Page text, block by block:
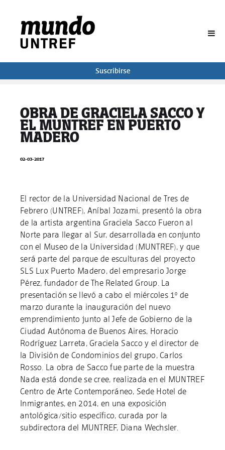
Suscribirse
OBRA DE GRACIELA SACCO Y
EL MUNTREF EN PUERTO
MADERO
02-03-2017
El rector de la Universidad Nacional de Tres de
Febrero (UNTREF), Aníbal Jozami, presentó la obra
de la artista argentina Graciela Sacco Fueron al
Norte para llegar al Sur, desarrollada en conjunto
con el Museo de la Universidad (MUNTREF), y que
será parte del parque de esculturas del proyecto
SLS Lux Puerto Madero, del empresario Jorge
Pérez, fundador de The Related Group. La
presentación se llevó a cabo el miércoles 1º de
marzo durante la inauguración del nuevo
emprendimiento junto al Jefe de Gobierno de la
Ciudad Autónoma de Buenos Aires, Horacio
Rodríguez Larreta, Graciela Sacco y el director de
la División de Condominios del grupo, Carlos
Rosso. La obra de Sacco fue parte de la muestra
Nada está donde se cree, realizada en el MUNTREF
Centro de Arte Contemporáneo, Sede Hotel de
Inmigrantes, en 2014, en una exposición
antológica/sitio específico, curada por la
subdirectora del MUNTREF, Diana Wechsler.